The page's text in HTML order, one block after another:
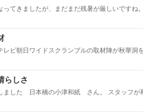
ってきましたが、まだまだ残暑が厳しいです
レビ朝日ワイドスクランブルの取材陣が秋華
らしさ
ました 日本橋の小津和紙 さん。 スタッフが